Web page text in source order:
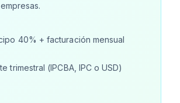
40% + facturación mensual
trimestral (IPCBA, IPC o USD)